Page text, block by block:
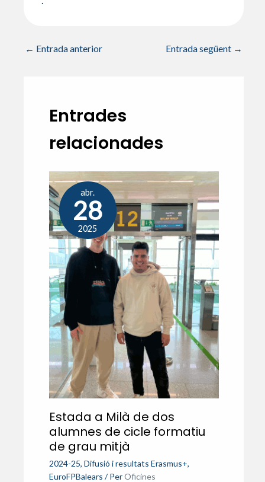
← Entrada anterior Entrada següent →
Entrades
relacionades
abr.
28
2025
Estada a Milà de dos
alumnes de cicle formatiu
de grau mitjà
2024-25, Difusió i resultats Erasmus+,
EuroFPBalears / Per Oficines